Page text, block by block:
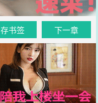
存书签 下一章